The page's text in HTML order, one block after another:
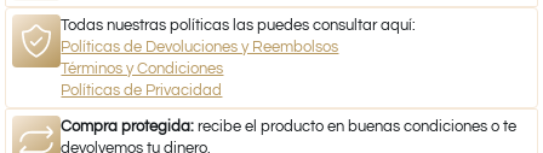
Todas nuestras políticas las puedes consultar aquí:
Políticas de Devoluciones y Reembolsos
Términos y Condiciones
Políticas de Privacidad
Compra protegida: recibe el producto en buenas condiciones o te
devolvemos tu dinero.